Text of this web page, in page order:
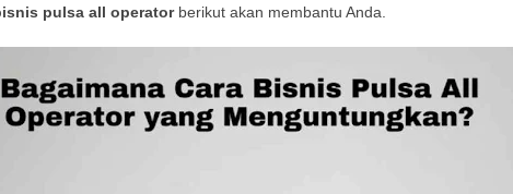
pulsa all operatorberikut akan membantu Anda.